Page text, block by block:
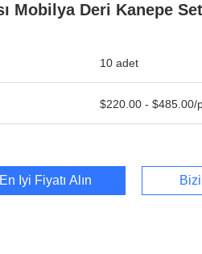
Mobilya Deri Kanepe
10 adet
$220.00 - $485.00/
İyi Fiyatı Alın